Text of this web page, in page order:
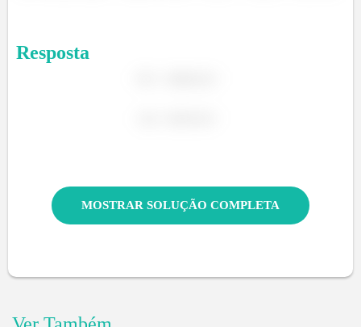
Resposta
MOSTRAR SOLUÇÃO COMPLETA